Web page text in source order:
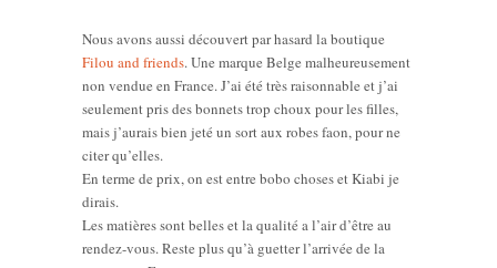
Nous avons aussi découvert par hasard la boutique
Filou and friends. Une marque Belge malheureusement
non vendue en France. J’ai été très raisonnable et j’ai
seulement pris des bonnets trop choux pour les filles,
mais j’aurais bien jeté un sort aux robes faon, pour ne
citer qu’elles.
En terme de prix, on est entre bobo choses et Kiabi je
dirais.
Les matières sont belles et la qualité a l’air d’être au
rendez-vous. Reste plus qu’à guetter l’arrivée de la